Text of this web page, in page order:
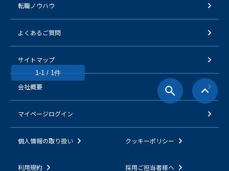
1-1 / 1件
転職ノウハウ
よくあるご質問
サイトマップ
会社概要
マイページログイン
個人情報の取り扱い クッキーポリシー
利用規約 採用ご担当者様へ